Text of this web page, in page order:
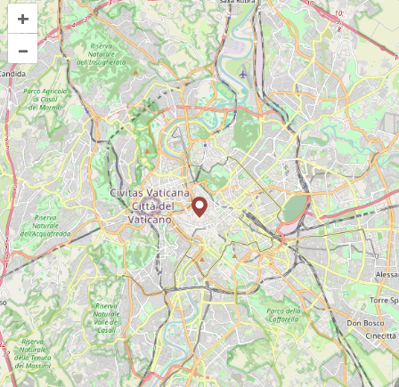
+
–